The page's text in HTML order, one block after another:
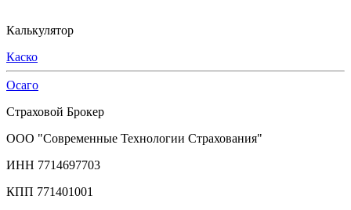
Калькулятор
Каско
Осаго
Страховой Брокер
ООО "Современные Технологии Страхования"
ИНН 7714697703
КПП 771401001